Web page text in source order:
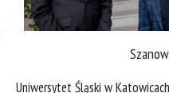
Uniwersytet Śląski w